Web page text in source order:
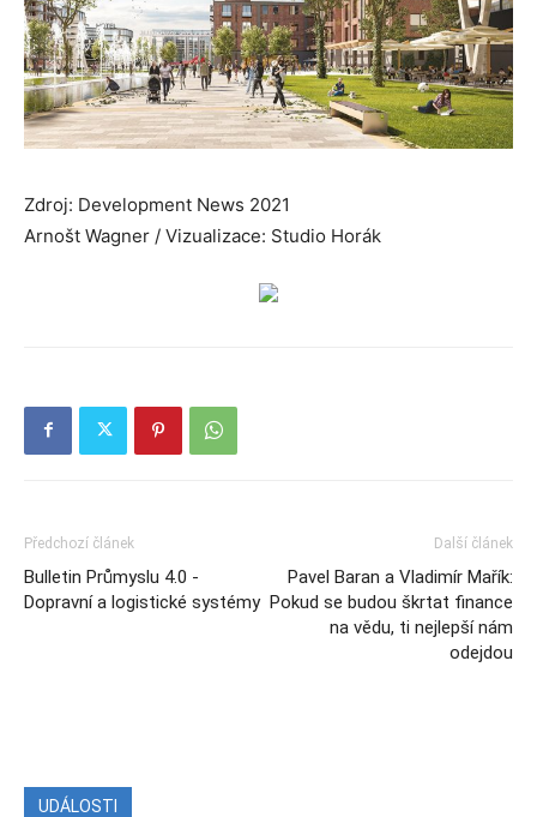
Zdroj: Development News 2021
Arnošt Wagner / Vizualizace: Studio Horák
Předchozí článek
Bulletin Průmyslu 4.0 -
Dopravní a logistické systémy
Další článek
Pavel Baran a Vladimír Mařík:
Pokud se budou škrtat finance
na vědu, ti nejlepší nám
odejdou
UDÁLOSTI